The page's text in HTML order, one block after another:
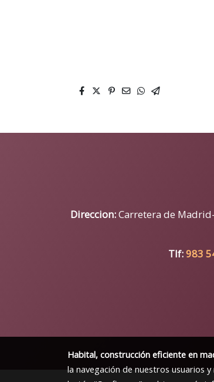
Direccion:Carretera de
Tlf:983
Habital, construcción eficiente en
la navegación de nuestros usuarios